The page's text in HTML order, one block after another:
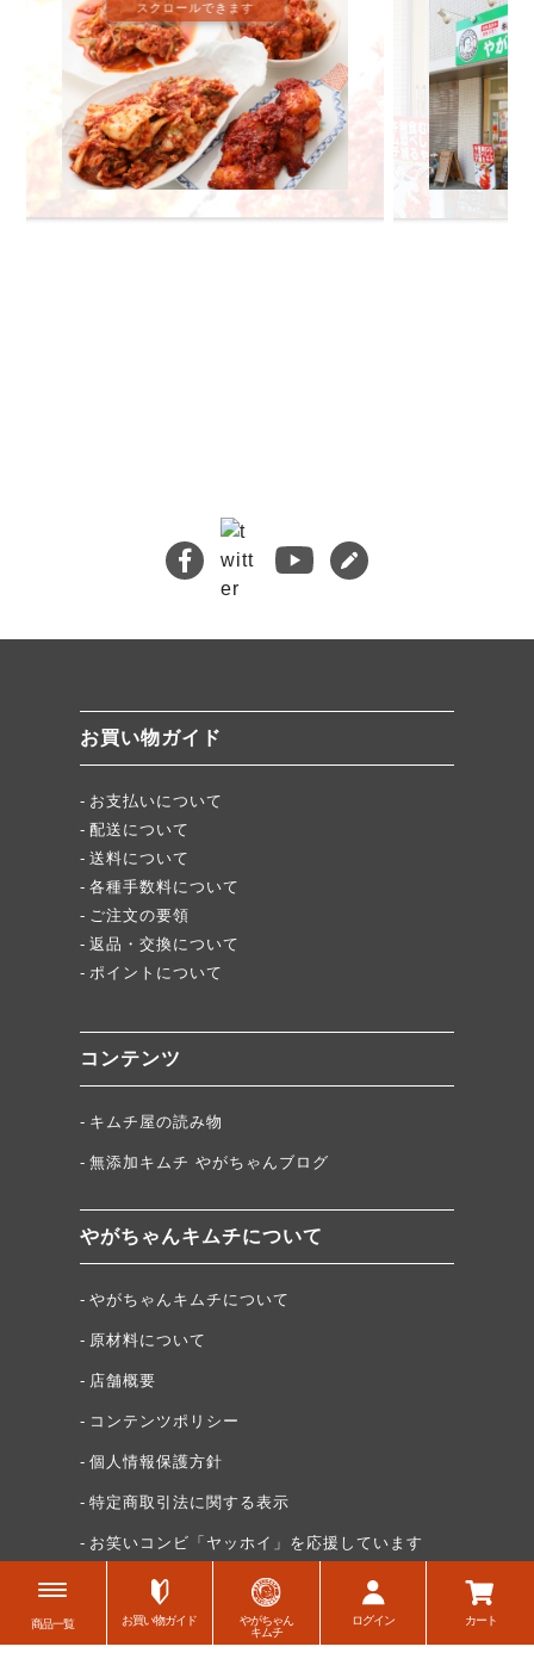
スクロールできます
熊本地震義援金について
キムチバイキングはお得です！
牡蠣ジュルカレー、絶品中の絶品!
絶品チャーシュー、おすすめ！
「頂・その先」圧倒的美味！
お買い物ガイド
お支払いについて
配送について
送料について
各種手数料について
ご注文の要領
返品・交換について
ポイントについて
コンテンツ
キムチ屋の読み物
無添加キムチ やがちゃんブログ
やがちゃんキムチについて
やがちゃんキムチについて
原材料について
店舗概要
コンテンツポリシー
個人情報保護方針
特定商取引法に関する表示
お笑いコンビ「ヤッホイ」を応援しています
©author Toshikazu Yagasaki Copyright © 2022
商品一覧 お買い物ガイド
やがちゃん
キムチ
ログイン カート